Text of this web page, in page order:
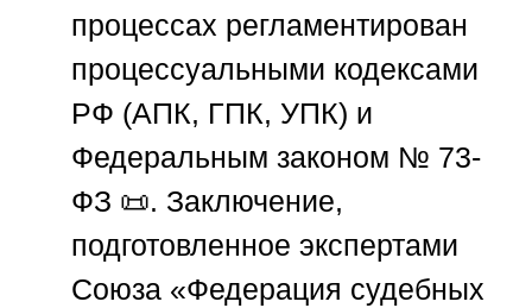
процессах регламентирован
процессуальными кодексами
РФ (АПК, ГПК, УПК) и
Федеральным законом № 73-
ФЗ 📜. Заключение,
подготовленное экспертами
Союза «Федерация судебных